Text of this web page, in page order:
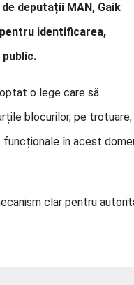
deputații MAN, Gaik
identificarea,
o lege care să
blocurilor, pe trotuare,
funcționale în acest
clar pentru